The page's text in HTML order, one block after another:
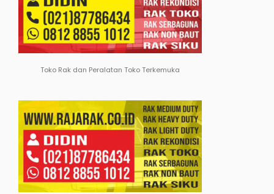
Toko Rak dan Peralatan Toko Terkemuka